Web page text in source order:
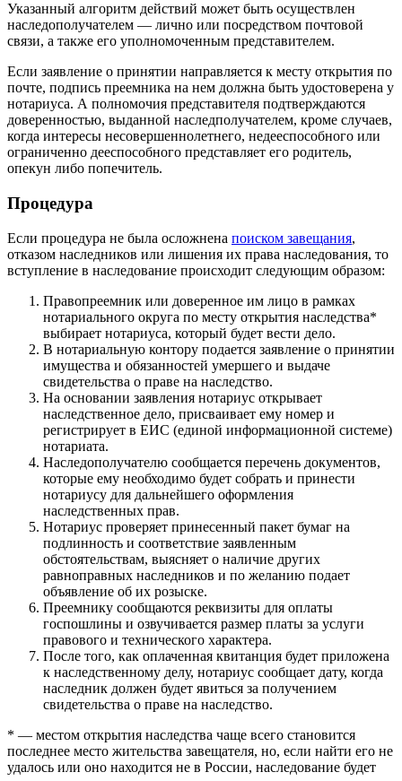
Указанный алгоритм действий может быть осуществлен
наследополучателем — лично или посредством почтовой
связи, а также его уполномоченным представителем.
Если заявление о принятии направляется к месту открытия по
почте, подпись преемника на нем должна быть удостоверена у
нотариуса. А полномочия представителя подтверждаются
доверенностью, выданной наследполучателем, кроме случаев,
когда интересы несовершеннолетнего, недееспособного или
ограниченно дееспособного представляет его родитель,
опекун либо попечитель.
Процедура
Если процедура не была осложнена поиском завещания,
отказом наследников или лишения их права наследования, то
вступление в наследование происходит следующим образом:
Правопреемник или доверенное им лицо в рамках
нотариального округа по месту открытия наследства*
выбирает нотариуса, который будет вести дело.
В нотариальную контору подается заявление о принятии
имущества и обязанностей умершего и выдаче
свидетельства о праве на наследство.
На основании заявления нотариус открывает
наследственное дело, присваивает ему номер и
регистрирует в ЕИС (единой информационной системе)
нотариата.
Наследополучателю сообщается перечень документов,
которые ему необходимо будет собрать и принести
нотариусу для дальнейшего оформления
наследственных прав.
Нотариус проверяет принесенный пакет бумаг на
подлинность и соответствие заявленным
обстоятельствам, выясняет о наличие других
равноправных наследников и по желанию подает
объявление об их розыске.
Преемнику сообщаются реквизиты для оплаты
госпошлины и озвучивается размер платы за услуги
правового и технического характера.
После того, как оплаченная квитанция будет приложена
к наследственному делу, нотариус сообщает дату, когда
наследник должен будет явиться за получением
свидетельства о праве на наследство.
* — местом открытия наследства чаще всего становится
последнее место жительства завещателя, но, если найти его не
удалось или оно находится не в России, наследование будет